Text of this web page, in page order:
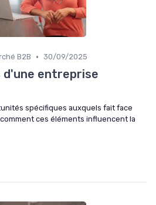
B2B • 30/09/2025
d'une entreprise
spécifiques auxquels fait face
ces éléments influencent la